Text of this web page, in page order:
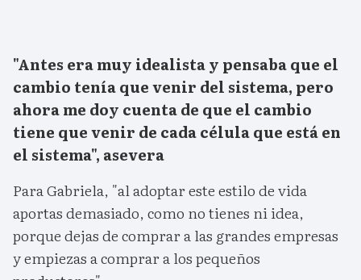
"Antes era muy idealista y pensaba que el
cambio tenía que venir del sistema, pero
ahora me doy cuenta de que el cambio
tiene que venir de cada célula que está en
el sistema", asevera
Para Gabriela, "al adoptar este estilo de vida
aportas demasiado, como no tienes ni idea,
porque dejas de comprar a las grandes empresas
y empiezas a comprar a los pequeños